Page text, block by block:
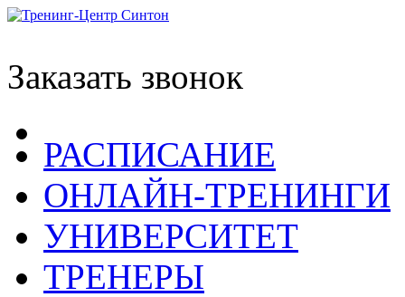
Заказать звонок
РАСПИСАНИЕ
ОНЛАЙН-ТРЕНИНГИ
УНИВЕРСИТЕТ
ТРЕНЕРЫ